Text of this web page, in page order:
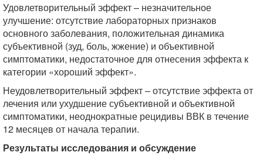
Удовлетворительный эффект – незначительное
улучшение: отсутствие лабораторных признаков
основного заболевания, положительная динамика
субъективной (зуд, боль, жжение) и объективной
симптоматики, недостаточное для отнесения эффекта к
категории «хороший эффект».
Неудовлетворительный эффект – отсутствие эффекта от
лечения или ухудшение субъективной и объективной
симптоматики, неоднократные рецидивы ВВК в течение
12 месяцев от начала терапии.
Результаты исследования и обсуждение